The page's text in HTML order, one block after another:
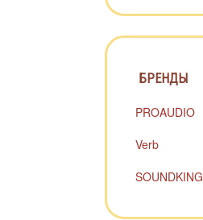
БРЕНДЫ
PROAUDIO
Verb
SOUNDKING